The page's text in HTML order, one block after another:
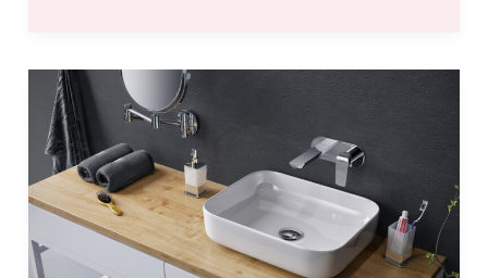
dla
Wykonawców
2025:
Wiedza,
integracja
i
świąteczna